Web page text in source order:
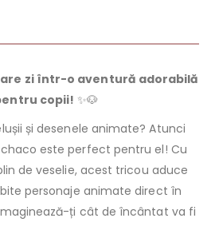
zi într-o aventură adorabilă
copii! ✨🐶
și desenele animate? Atunci
este perfect pentru el! Cu
de veselie, acest tricou aduce
personaje animate direct în
ți cât de încântat va fi